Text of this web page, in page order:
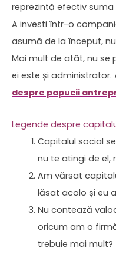
reprezintă efectiv
A investi într-o
asumă de la început,
Mai mult de atât, nu se
ei este și administrator.
despre papucii
Legende despre
Capitalul social
nu te atingi de el,
Am vărsat
lăsat acolo și eu
Nu contează
oricum am o
trebuie mai mult?